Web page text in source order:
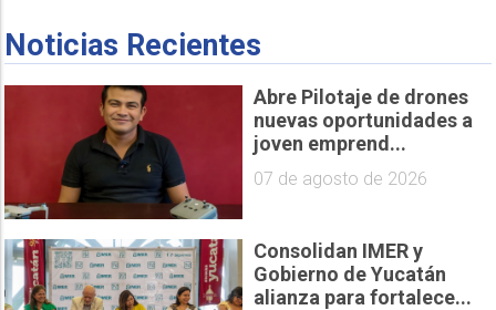
Noticias Recientes
Abre Pilotaje de drones
nuevas oportunidades a
joven emprend...
07 de agosto de 2026
Consolidan IMER y
Gobierno de Yucatán
alianza para fortalece...